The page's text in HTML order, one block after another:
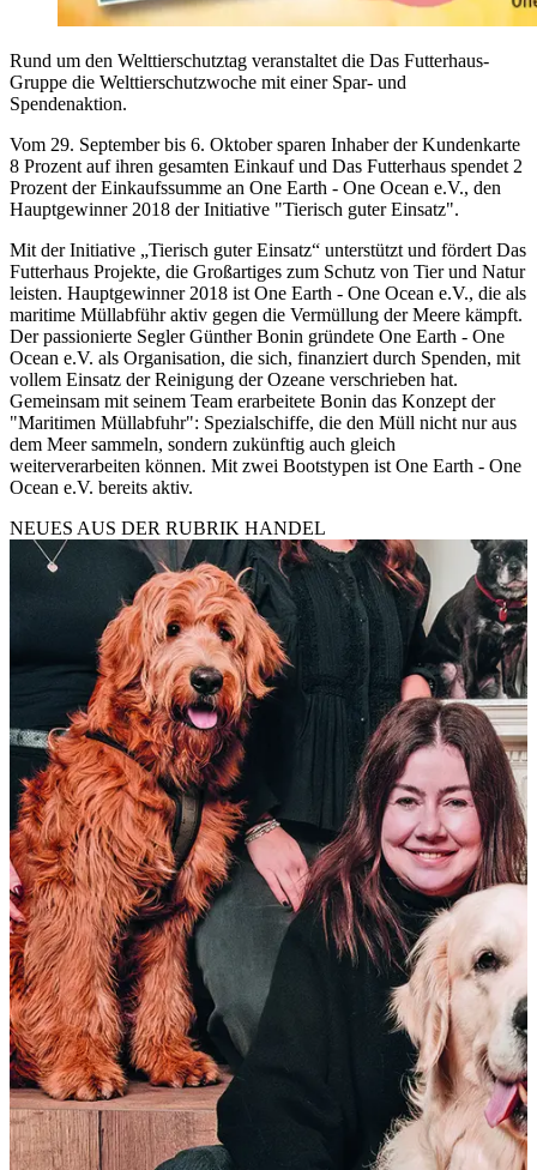
Rund um den Welttierschutztag veranstaltet die Das Futterhaus-
Gruppe die Welttierschutzwoche mit einer Spar- und
Spendenaktion.
Vom 29. September bis 6. Oktober sparen Inhaber der Kundenkarte
8 Prozent auf ihren gesamten Einkauf und Das Futterhaus spendet 2
Prozent der Einkaufssumme an One Earth - One Ocean e.V., den
Hauptgewinner 2018 der Initiative "Tierisch guter Einsatz".
Mit der Initiative „Tierisch guter Einsatz“ unterstützt und fördert Das
Futterhaus Projekte, die Großartiges zum Schutz von Tier und Natur
leisten. Hauptgewinner 2018 ist One Earth - One Ocean e.V., die als
maritime Müllabführ aktiv gegen die Vermüllung der Meere kämpft.
Der passionierte Segler Günther Bonin gründete One Earth - One
Ocean e.V. als Organisation, die sich, finanziert durch Spenden, mit
vollem Einsatz der Reinigung der Ozeane verschrieben hat.
Gemeinsam mit seinem Team erarbeitete Bonin das Konzept der
"Maritimen Müllabfuhr": Spezialschiffe, die den Müll nicht nur aus
dem Meer sammeln, sondern zukünftig auch gleich
weiterverarbeiten können. Mit zwei Bootstypen ist One Earth - One
Ocean e.V. bereits aktiv.
NEUES AUS DER RUBRIK HANDEL